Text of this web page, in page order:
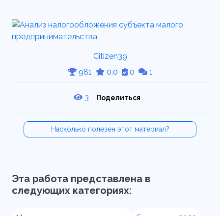
Citizen39
981
0.0 0 1
3 Поделиться
Насколько полезен этот материал?
Эта работа представлена в
следующих категориях: